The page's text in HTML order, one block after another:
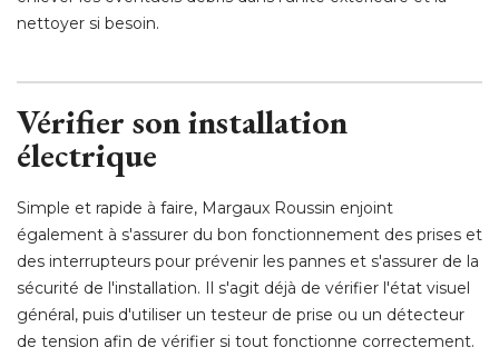
nettoyer si besoin.
Vérifier son installation
électrique
Simple et rapide à faire, Margaux Roussin enjoint
également à s'assurer du bon fonctionnement des prises et
des interrupteurs pour prévenir les pannes et s'assurer de la
sécurité de l'installation. Il s'agit déjà de vérifier l'état visuel
général, puis d'utiliser un testeur de prise ou un détecteur
de tension afin de vérifier si tout fonctionne correctement.